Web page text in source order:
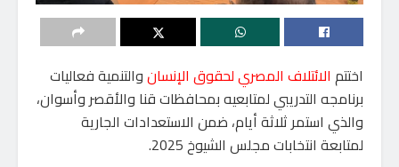
اختتم الائتلاف المصري لحقوق الإنسانوالتنمية فعاليات
برنامجه التدريبي لمتابعيه بمحافظات قنا والأقصر وأسوان،
والذي استمر ثلاثة أيام، ضمن الاستعدادات الجارية
لمتابعة انتخابات مجلس الشيوخ 2025.